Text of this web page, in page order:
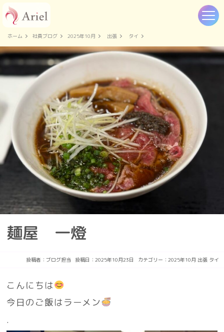
ホーム 社員ブログ 2025年10月 出張 タイ
麺屋 一燈
投稿者： ブログ担当 投稿日：2025年10月23日 カテゴリー： 2025年10月 出張 タイ
こんにちは
今日のご飯はラーメン
.